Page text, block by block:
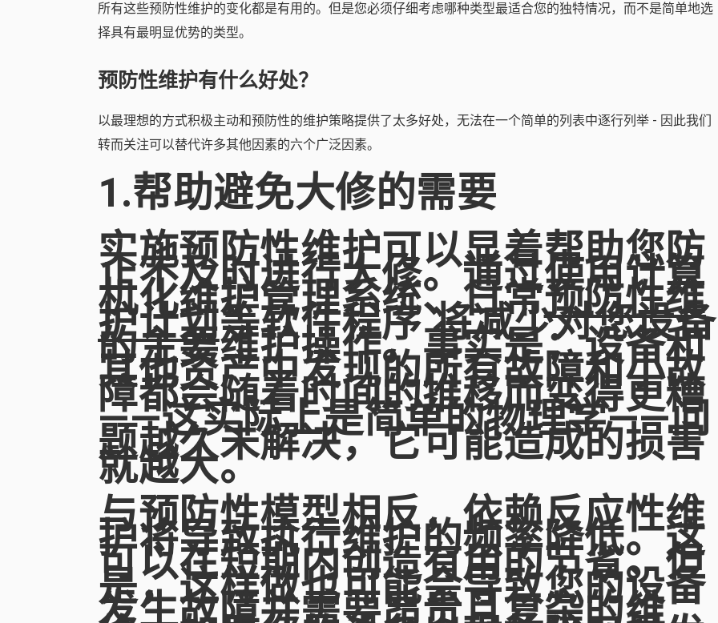
所有这些预防性维护的变化都是有用的。但是您必须仔细考虑哪种类型最适合您的独特情况，而不是简单地选
择具有最明显优势的类型。
预防性维护有什么好处？
以最理想的方式积极主动和预防性的维护策略提供了太多好处，无法在一个简单的列表中逐行列举 - 因此我们
转而关注可以替代许多其他因素的六个广泛因素。
1.帮助避免大修的需要
实施预防性维护可以显着帮助您防
止不及时进行大修。通过使用计算
机化维护管理系统、日常预防性维
护计划等软件程序 将减少对您设备
的主要维护操作。事实是：设备和
其他资产中发现的所有故障和小故
障都会随着时间的推移而变得更糟
——这实际上是简单的物理学——问
题越久未解决，它可能造成的损害
就越大。
与预防性模型相反，依赖反应性维
护将导致执行维护的频率降低。这
可以在短期内创造有用的节省。但
是，这样做也可能会导致您的设备
发生故障并需要昂贵且复杂的维